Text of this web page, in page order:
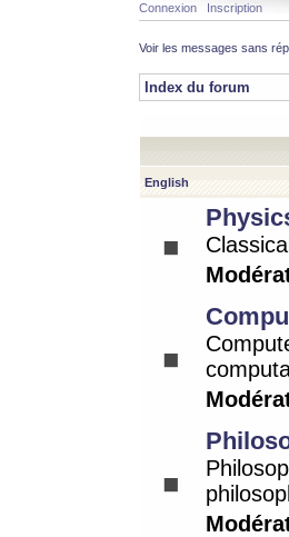
Connexion Inscription
Voir les messages sans
Index du forum
English